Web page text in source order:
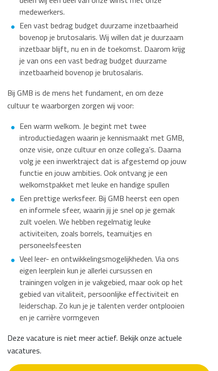
medewerkers.
Een vast bedrag budget duurzame inzetbaarheid
bovenop je brutosalaris. Wij willen dat je duurzaam
inzetbaar blijft, nu en in de toekomst. Daarom krijg
je van ons een vast bedrag budget duurzame
inzetbaarheid bovenop je brutosalaris.
Bij GMB is de mens het fundament, en om deze
cultuur te waarborgen zorgen wij voor:
Een warm welkom. Je begint met twee
introductiedagen waarin je kennismaakt met GMB,
onze visie, onze cultuur en onze collega’s. Daarna
volg je een inwerktraject dat is afgestemd op jouw
functie en jouw ambities. Ook ontvang je een
welkomstpakket met leuke en handige spullen
Een prettige werksfeer. Bij GMB heerst een open
en informele sfeer, waarin jij je snel op je gemak
zult voelen. We hebben regelmatig leuke
activiteiten, zoals borrels, teamuitjes en
personeelsfeesten
Veel leer- en ontwikkelingsmogelijkheden. Via ons
eigen leerplein kun je allerlei cursussen en
trainingen volgen in je vakgebied, maar ook op het
gebied van vitaliteit, persoonlijke effectiviteit en
leiderschap. Zo kun je je talenten verder ontplooien
en je carrière vormgeven
Deze vacature is niet meer actief. Bekijk onze actuele
vacatures.